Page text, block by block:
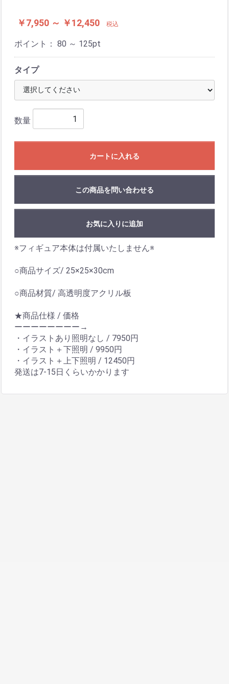
￥7,950 ～ ￥12,450 税込
ポイント： 80 ～ 125pt
タイプ
数量
カートに入れる
この商品を問い合わせる
お気に入りに追加
※フィギュア本体は付属いたしません※
○商品サイズ/ 25×25×30cm
○商品材質/ 高透明度アクリル板
★商品仕様 / 価格
ーーーーーーーー→
・イラストあり照明なし / 7950円
・イラスト＋下照明 / 9950円
・イラスト＋上下照明 / 12450円
発送は7-15日くらいかかります